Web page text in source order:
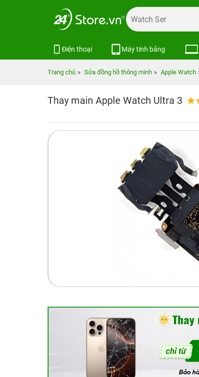
Điện thoại Máy tính bảng
Trang chủ Sửa đồng hồ thông minh Apple Watch
Thay main Apple Watch Ultra 3